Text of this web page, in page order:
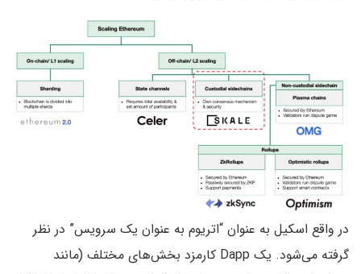
در واقع اسکیل به عنوان “اتریوم به عنوان یک سرویس” در نظر
گرفته می‌شود. یک Dapp کارمزد بخش‌های مختلف (مانند